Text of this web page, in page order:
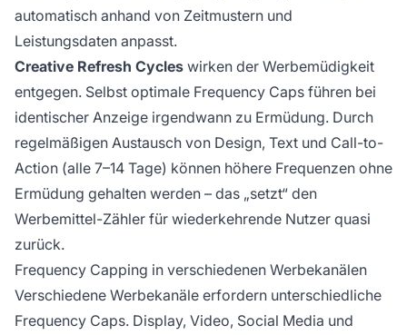
automatisch anhand von Zeitmustern und
Leistungsdaten anpasst.
Creative Refresh Cycles wirken der Werbemüdigkeit
entgegen. Selbst optimale Frequency Caps führen bei
identischer Anzeige irgendwann zu Ermüdung. Durch
regelmäßigen Austausch von Design, Text und Call-to-
Action (alle 7–14 Tage) können höhere Frequenzen ohne
Ermüdung gehalten werden – das „setzt“ den
Werbemittel-Zähler für wiederkehrende Nutzer quasi
zurück.
Frequency Capping in verschiedenen Werbekanälen
Verschiedene Werbekanäle erfordern unterschiedliche
Frequency Caps. Display, Video, Social Media und